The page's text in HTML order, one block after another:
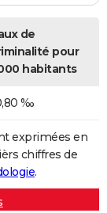
de
pour
habitants
‰
exprimées en
chiffres de
.